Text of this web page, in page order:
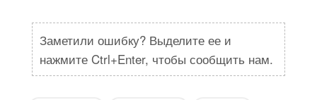
Заметили ошибку? Выделите ее и
нажмите Ctrl+Enter, чтобы сообщить нам.